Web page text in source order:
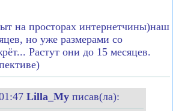
на просторах интернетчины)наш
но уже размерами со
Растут они до 15 месяцев.
Lilla_My писав(ла):